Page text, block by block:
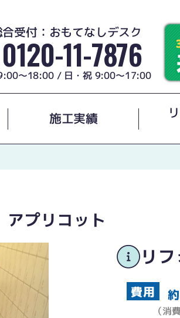
受付：おもてなしデスク
0120-11-7876
～18:00 / 日・祝 9:00～17:00
施工実績
プリコット
リ
約
（消